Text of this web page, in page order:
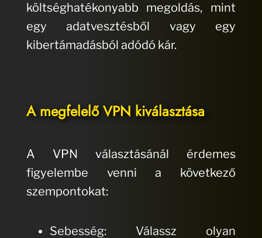
költséghatékonyabb megoldás, mint
egy adatvesztésből vagy egy
kibertámadásból adódó kár.
A megfelelő VPN kiválasztása
A VPN választásánál érdemes
figyelembe venni a következő
szempontokat:
Sebesség: Válassz olyan